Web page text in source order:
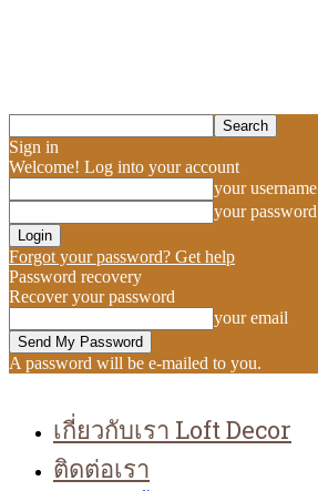
Sign in
Welcome! Log into your account
your username
your password
Forgot your password? Get help
Password recovery
Recover your password
your email
A password will be e-mailed to you.
เกี่ยวกับเรา Loft Decor
ติดต่อเรา